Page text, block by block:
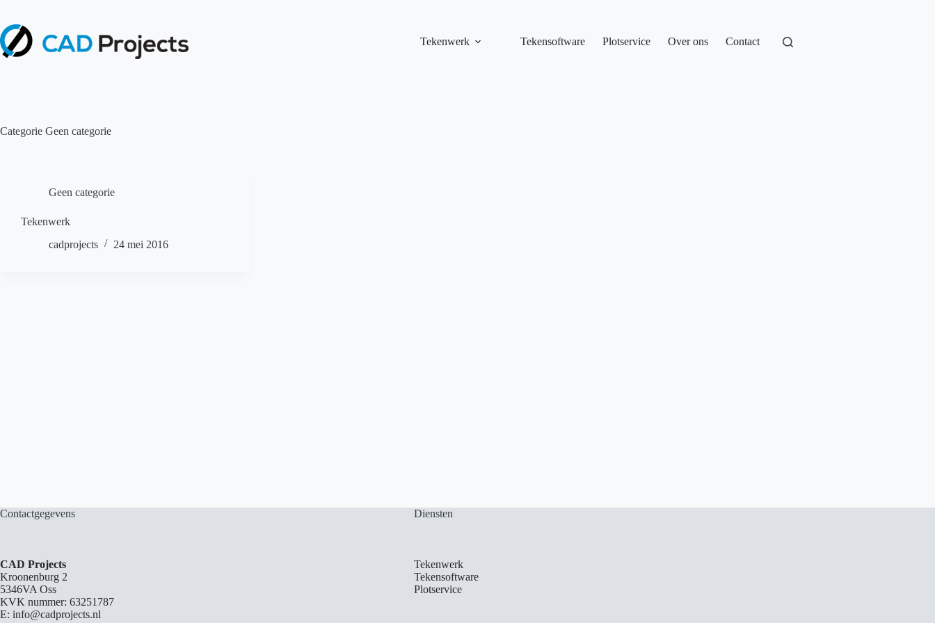
de
inhoud
Tekenwerk Tekensoftware Plotservice Over ons Contact
Categorie Geen categorie
Geen categorie
Tekenwerk
cadprojects
24 mei 2016
Contactgegevens
CAD Projects
Kroonenburg 2
5346VA Oss
KVK nummer: 63251787
E: info@cadprojects.nl
Diensten
Tekenwerk
Tekensoftware
Plotservice